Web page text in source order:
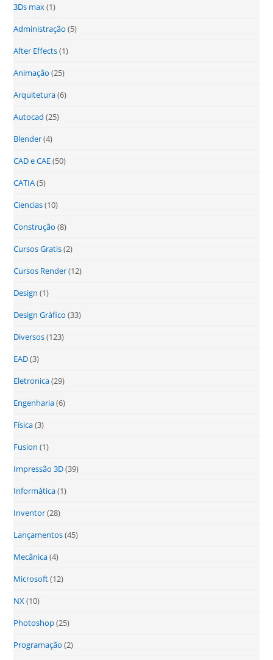
3Ds max(1)
Administração (5)
After Effects(1)
Animação (25)
Arquitetura(6)
Autocad (25)
Blender(4)
CAD e CAE(50)
CATIA(5)
Ciencias(10)
Construção (8)
Cursos Gratis(2)
Cursos Render(12)
Design (1)
Design Gráfico (33)
Diversos(123)
EAD(3)
Eletronica(29)
Engenharia(6)
Física(3)
Fusion (1)
Impressão 3D(39)
Informática(1)
Inventor(28)
Lançamentos(45)
Mecânica(4)
Microsoft(12)
NX(10)
Photoshop(25)
Programação (2)